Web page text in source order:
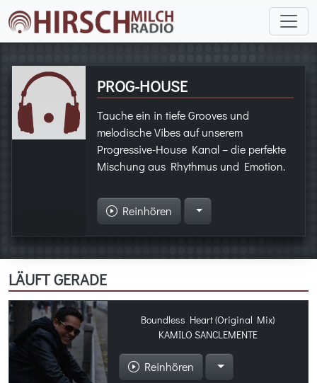
PROG-HOUSE
Tauche ein in tiefe Grooves und
melodische Vibes auf unserem
Progressive-House Kanal – die perfekte
Mischung aus Rhythmus und Emotion.
Reinhören
LÄUFT GERADE
Boundless Heart (Original Mix)
KAMILO SANCLEMENTE
Reinhören